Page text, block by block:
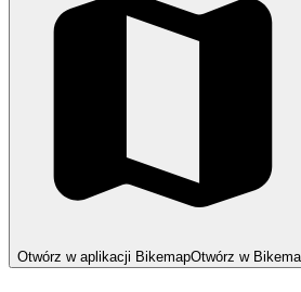
Otwórz w aplikacji BikemapOtwórz w